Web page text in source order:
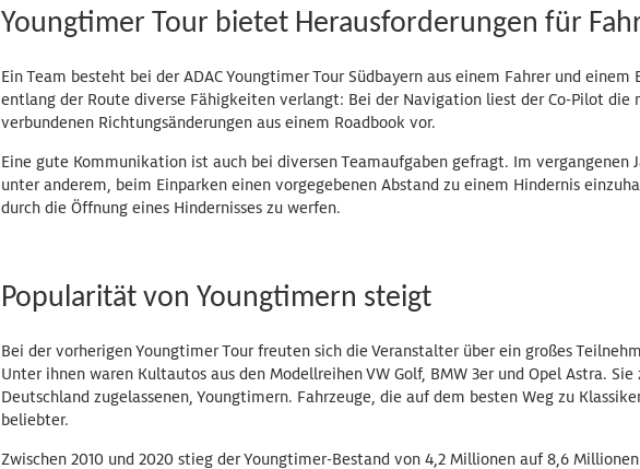
Youngtimer Tour bietet Herausforderungen für
Ein Team besteht bei der ADAC Youngtimer Tour Südbayern aus einem Fahrer und einem
entlang der Route diverse Fähigkeiten verlangt: Bei der Navigation liest der Co-Pilot
verbundenen Richtungsänderungen aus einem Roadbook vor.
Eine gute Kommunikation ist auch bei diversen Teamaufgaben gefragt. Im vergangenen
unter anderem, beim Einparken einen vorgegebenen Abstand zu einem Hindernis
durch die Öffnung eines Hindernisses zu werfen.
Popularität von Youngtimern steigt
Bei der vorherigen Youngtimer Tour freuten sich die Veranstalter über ein großes
Unter ihnen waren Kultautos aus den Modellreihen VW Golf, BMW 3er und Opel Astra.
Deutschland zugelassenen, Youngtimern. Fahrzeuge, die auf dem besten Weg zu
beliebter.
Zwischen 2010 und 2020 stieg der Youngtimer-Bestand von 4,2 Millionen auf 8,6